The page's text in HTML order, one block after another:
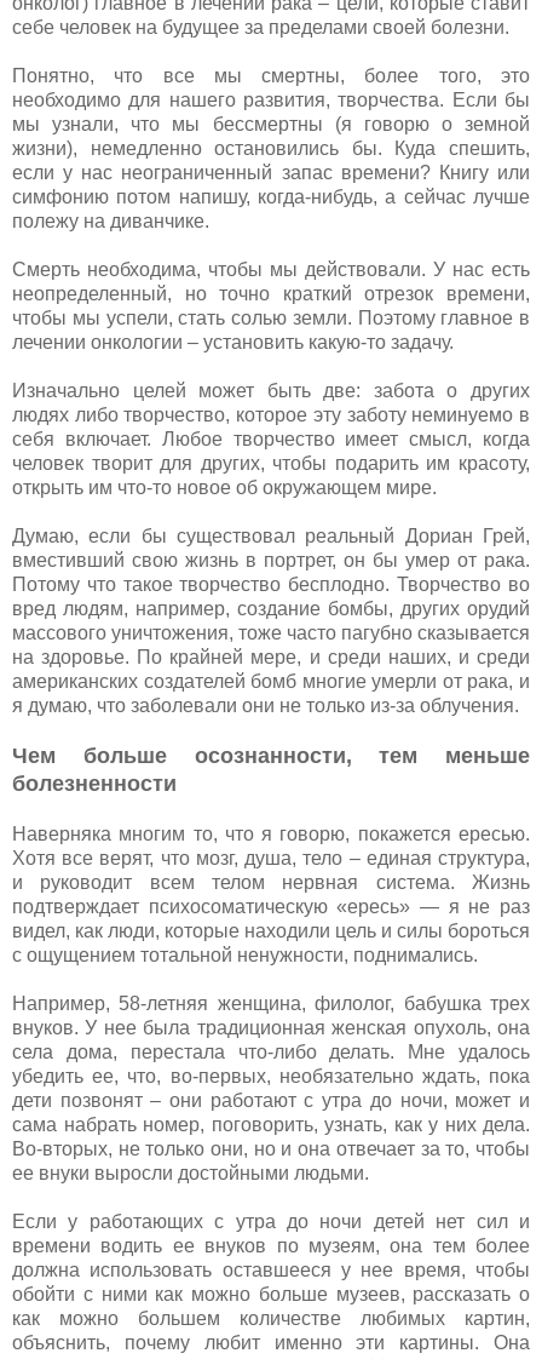
себе человек на будущее за пределами своей болезни.
Понятно, что все мы смертны, более того, это
необходимо для нашего развития, творчества. Если бы
мы узнали, что мы бессмертны (я говорю о земной
жизни), немедленно остановились бы. Куда спешить,
если у нас неограниченный запас времени? Книгу или
симфонию потом напишу, когда-нибудь, а сейчас лучше
полежу на диванчике.
Смерть необходима, чтобы мы действовали. У нас есть
неопределенный, но точно краткий отрезок времени,
чтобы мы успели, стать солью земли. Поэтому главное в
лечении онкологии – установить какую-то задачу.
Изначально целей может быть две: забота о других
людях либо творчество, которое эту заботу неминуемо в
себя включает. Любое творчество имеет смысл, когда
человек творит для других, чтобы подарить им красоту,
открыть им что-то новое об окружающем мире.
Думаю, если бы существовал реальный Дориан Грей,
вместивший свою жизнь в портрет, он бы умер от рака.
Потому что такое творчество бесплодно. Творчество во
вред людям, например, создание бомбы, других орудий
массового уничтожения, тоже часто пагубно сказывается
на здоровье. По крайней мере, и среди наших, и среди
американских создателей бомб многие умерли от рака, и
я думаю, что заболевали они не только из-за облучения.
Чем больше осознанности, тем меньше
болезненности
Наверняка многим то, что я говорю, покажется ересью.
Хотя все верят, что мозг, душа, тело – единая структура,
и руководит всем телом нервная система. Жизнь
подтверждает психосоматическую «ересь» — я не раз
видел, как люди, которые находили цель и силы бороться
с ощущением тотальной ненужности, поднимались.
Например, 58-летняя женщина, филолог, бабушка трех
внуков. У нее была традиционная женская опухоль, она
села дома, перестала что-либо делать. Мне удалось
убедить ее, что, во-первых, необязательно ждать, пока
дети позвонят – они работают с утра до ночи, может и
сама набрать номер, поговорить, узнать, как у них дела.
Во-вторых, не только они, но и она отвечает за то, чтобы
ее внуки выросли достойными людьми.
Если у работающих с утра до ночи детей нет сил и
времени водить ее внуков по музеям, она тем более
должна использовать оставшееся у нее время, чтобы
обойти с ними как можно больше музеев, рассказать о
как можно большем количестве любимых картин,
объяснить, почему любит именно эти картины. Она